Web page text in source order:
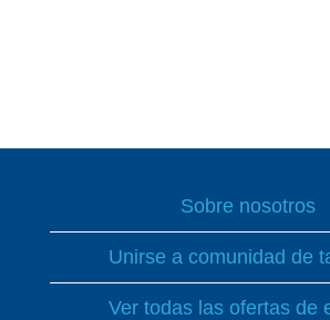
Sobre nosotros
Unirse a comunidad de
Ver todas las ofertas de